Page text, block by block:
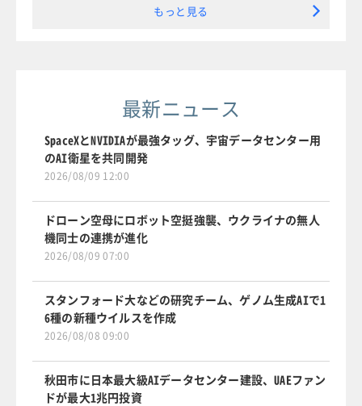
もっと見る
最新ニュース
SpaceXとNVIDIAが最強タッグ、宇宙データセンター用
のAI衛星を共同開発
2026/08/09 12:00
ドローン空母にロボット空挺強襲、ウクライナの無人
機同士の連携が進化
2026/08/09 07:00
スタンフォード大などの研究チーム、ゲノム生成AIで1
6種の新種ウイルスを作成
2026/08/08 09:00
秋田市に日本最大級AIデータセンター建設、UAEファン
ドが最大1兆円投資